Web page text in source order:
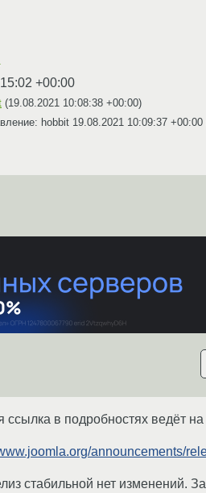
+00:00
(19.08.2021 10:08:38 +00:00)
hobbit 19.08.2021 10:09:37 +00:00
ссылка в подробностях ведёт на
announcements/
стабильной нет изменений.